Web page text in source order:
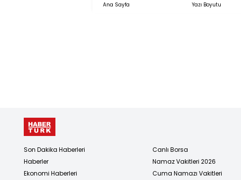
Ana Sayfa Yazı Boyutu
Son Dakika Haberleri
Haberler
Ekonomi Haberleri
Canlı Borsa
Namaz Vakitleri 2026
Cuma Namazı Vakitleri